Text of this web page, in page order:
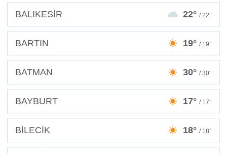
BALIKESİR 22° / 22°
BARTIN 19° / 19°
BATMAN 30° / 30°
BAYBURT 17° / 17°
BİLECİK 18° / 18°